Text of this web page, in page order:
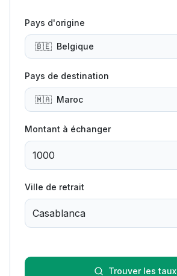
Pays d'origine
🇧🇪 Belgique
Pays de destination
🇲🇦 Maroc
Montant à échanger
Ville de retrait
Trouver les taux